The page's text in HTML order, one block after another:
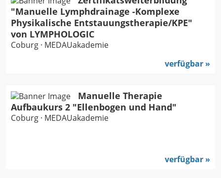
"Manuelle Lymphdrainage -Komplexe
Physikalische Entstauungstherapie/KPE"
von LYMPHOLOGIC
Coburg · MEDAUakademie
verfügbar
Manuelle Therapie
Aufbaukurs 2 "Ellenbogen und Hand"
Coburg · MEDAUakademie
verfügbar